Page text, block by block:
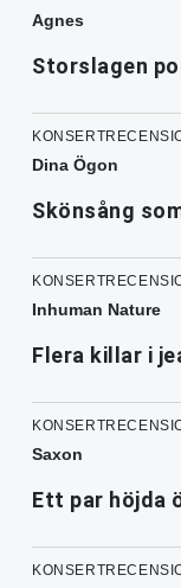
Agnes
Storslagen
Dina Ögon
Skönsång
Inhuman Nature
Flera killar i
Saxon
Ett par höjda